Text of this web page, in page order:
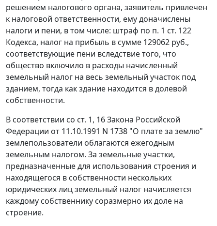
решением налогового органа, заявитель привлечен
к налоговой ответственности, ему доначислены
налоги и пени, в том числе: штраф по п. 1 ст. 122
Кодекса, налог на прибыль в сумме 129062 руб.,
соответствующие пени вследствие того, что
общество включило в расходы начисленный
земельный налог на весь земельный участок под
зданием, тогда как здание находится в долевой
собственности.
В соответствии со ст. 1, 16Закона Российской
Федерации от 11.10.1991 N 1738 "О плате за землю"
землепользователи облагаются ежегодным
земельным налогом. За земельные участки,
предназначенные для использования строения и
находящегося в собственности нескольких
юридических лиц земельный налог начисляется
каждому собственнику соразмерно их доле на
строение.